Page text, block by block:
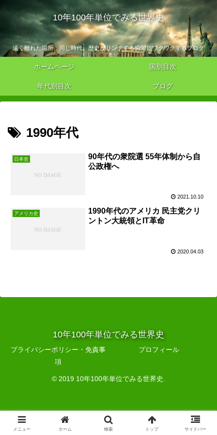
10年100年単位でみる世界史
遠く離れた場所、同じ時代。歴史がリンクする瞬間にワクワクするブログ
ホームページ 国別目次
年代別目次 ブログ
1990年代
日本史
90年代の衆院選 55年体制から自
公政権へ
2021.10.10
アメリカ史
1990年代のアメリカ 民主党クリ
ントン大統領とIT革命
2020.04.03
10年100年単位でみる世界史
プライバシーポリシー・免責事
項
プロフィール
© 2019 10年100年単位でみる世界史.
メニュー ホーム 検索 トップ サイドバー